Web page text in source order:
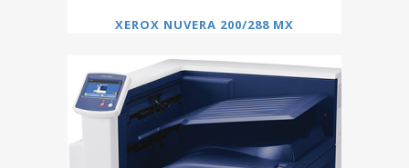
XEROX NUVERA 200/288 MX